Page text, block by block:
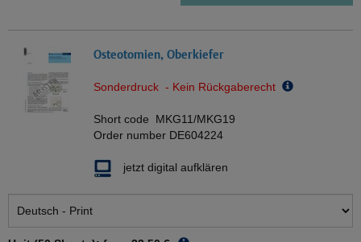
Osteotomien, Oberkiefer
Sonderdruck - Kein Rückgaberecht
Short code MKG11/MKG19
Order number DE604224
jetzt digital aufklären